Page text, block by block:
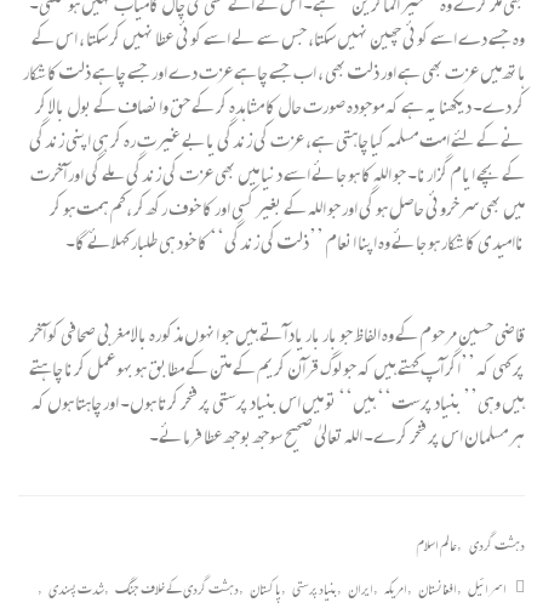
وہ جسے دے اسے کوئی چھین نہیں سکتا، جس سے لے اسے کوئی عطا نہیں کر سکتا ، اس کے
ہاتھ میں عزت بھی ہے اور ذلت بھی ، اب جسے چاہے عزت دے اور جسے چاہے ذلت کا شکار
کر دے۔ دیکھنا یہ ہے کہ موجودہ صورت حال کا مشاہدہ کر کے حق وانصاف کے بول بالا کر
نے کے لئے امت مسلمہ کیا چاہتی ہے، عزت کی زندگی یابے غیرت رہ کر ہی اپنی زندگی
کے بچے ایام گزارنا۔ جو اللہ کا ہو جائے اسے دنیا میں بھی عزت کی زندگی ملے گی اور آخرت
میں بھی سرخروئی حاصل ہو گی اور جو اللہ کے بغیر کسی اور کا خوف رکھ کر ،کم ہمت ہو کر
ناامیدی کا شکار ہو جائے وہ اپنا انعام ’’ذلت کی زندگی‘‘ کا خود ہی طلبار کہلائے گا۔
قاضی حسین مرحوم کے وہ الفاظ جو بار بار یاد آتے ہیں جو انہوں مذکورہ بالا مغربی صحافی کو آخر
پر کہی کہ ’’اگر آپ کہتے ہیں کہ جو لوگ قرآن کریم کے متن کے مطابق ہو بہو عمل کرنا چاہتے
ہیں وہی’’ بنیاد پرست‘‘ ہیں‘‘ تو میں اس بنیاد پرستی پر فخر کرتا ہوں۔ اور چاہتا ہوں کہ
ہر مسلمان اس پر فخر کرے۔ اللہ تعالیٰ صحیح سوجھ بوجھ عطا فرمائے۔
دہشت گردی ,عالم اسلام
اسرائیل ,افغانستان ,امریکہ ,ایران ,بنیاد پرستی ,پاکستان ,دہشت گردی کے خلاف جنگ ,شدت پسندی ,